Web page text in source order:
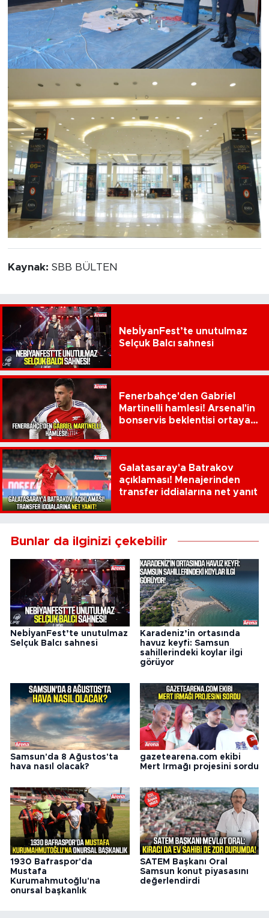
Kaynak: SBB BÜLTEN
NebİyanFest’te unutulmaz
Selçuk Balcı sahnesi
Fenerbahçe'den Gabriel
Martinelli hamlesi! Arsenal'in
bonservis beklentisi ortaya
Galatasaray'a Batrakov
açıklaması! Menajerinden
transfer iddialarına net yanıt
Bunlar da ilginizi çekebilir
NebİyanFest’te unutulmaz
Selçuk Balcı sahnesi
Karadeniz’in ortasında
havuz keyfi: Samsun
sahillerindeki koylar ilgi
görüyor
Samsun'da 8 Ağustos'ta
hava nasıl olacak?
gazetearena.com ekibi
Mert Irmağı projesini sordu
1930 Bafraspor'da
Mustafa
Kurumahmutoğlu'na
onursal başkanlık
SATEM Başkanı Oral
Samsun konut piyasasını
değerlendirdi